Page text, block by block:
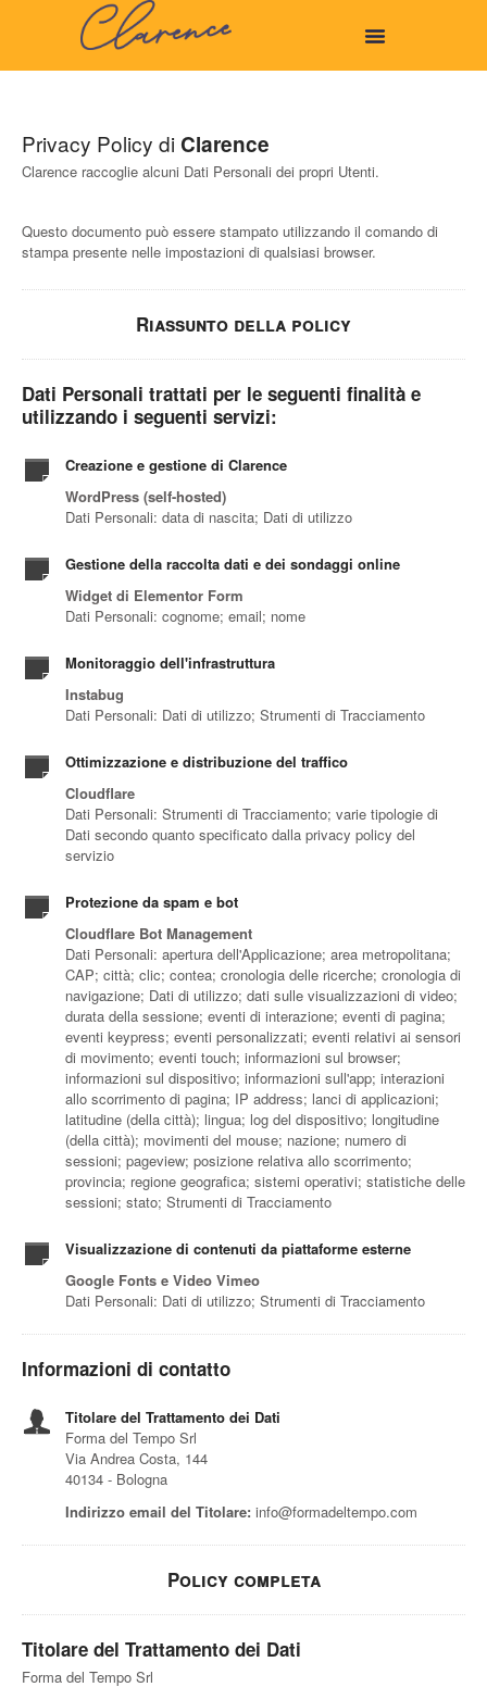
Privacy Policy di Clarence
Clarence raccoglie alcuni Dati Personali dei propri Utenti.
Questo documento può essere stampato utilizzando il comando di
stampa presente nelle impostazioni di qualsiasi browser.
Riassunto della policy
Dati Personali trattati per le seguenti finalità e
utilizzando i seguenti servizi:
Creazione e gestione di Clarence
WordPress (self-hosted)
Dati Personali: data di nascita; Dati di utilizzo
Gestione della raccolta dati e dei sondaggi online
Widget di Elementor Form
Dati Personali: cognome; email; nome
Monitoraggio dell'infrastruttura
Instabug
Dati Personali: Dati di utilizzo; Strumenti di Tracciamento
Ottimizzazione e distribuzione del traffico
Cloudflare
Dati Personali: Strumenti di Tracciamento; varie tipologie di
Dati secondo quanto specificato dalla privacy policy del
servizio
Protezione da spam e bot
Cloudflare Bot Management
Dati Personali: apertura dell'Applicazione; area metropolitana;
CAP; città; clic; contea; cronologia delle ricerche; cronologia di
navigazione; Dati di utilizzo; dati sulle visualizzazioni di video;
durata della sessione; eventi di interazione; eventi di pagina;
eventi keypress; eventi personalizzati; eventi relativi ai sensori
di movimento; eventi touch; informazioni sul browser;
informazioni sul dispositivo; informazioni sull'app; interazioni
allo scorrimento di pagina; IP address; lanci di applicazioni;
latitudine (della città); lingua; log del dispositivo; longitudine
(della città); movimenti del mouse; nazione; numero di
sessioni; pageview; posizione relativa allo scorrimento;
provincia; regione geografica; sistemi operativi; statistiche delle
sessioni; stato; Strumenti di Tracciamento
Visualizzazione di contenuti da piattaforme esterne
Google Fonts e Video Vimeo
Dati Personali: Dati di utilizzo; Strumenti di Tracciamento
Informazioni di contatto
Titolare del Trattamento dei Dati
Forma del Tempo Srl
Via Andrea Costa, 144
40134 - Bologna
Indirizzo email del Titolare: info@formadeltempo.com
Policy completa
Titolare del Trattamento dei Dati
Forma del Tempo Srl